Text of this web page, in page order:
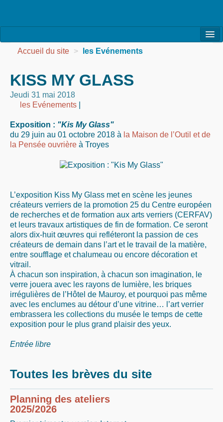
l’Association
la Vie des Ateliers
les Evénements
les Réalisations
Agenda
Accueil du site > les Evénements
KISS MY GLASS
Jeudi 31 mai 2018
les Evénements
Exposition : "Kis My Glass"
du 29 juin au 01 octobre 2018 à la Maison de l’Outil et de
la Pensée ouvrière à Troyes
L’exposition Kiss My Glass met en scène les jeunes
créateurs verriers de la promotion 25 du Centre européen
de recherches et de formation aux arts verriers (CERFAV)
et leurs travaux artistiques de fin de formation. Ce seront
alors dix-huit œuvres qui refléteront la passion de ces
créateurs de demain dans l’art et le travail de la matière,
entre soufflage et chalumeau ou encore décoration et
vitrail.
À chacun son inspiration, à chacun son imagination, le
verre jouera avec les rayons de lumière, les briques
irrégulières de l’Hôtel de Mauroy, et pourquoi pas même
avec les enclumes au détour d’une vitrine… l’art verrier
embrassera les collections du musée le temps de cette
exposition pour le plus grand plaisir des yeux.
Entrée libre
Toutes les brèves du site
Planning des ateliers
2025/2026